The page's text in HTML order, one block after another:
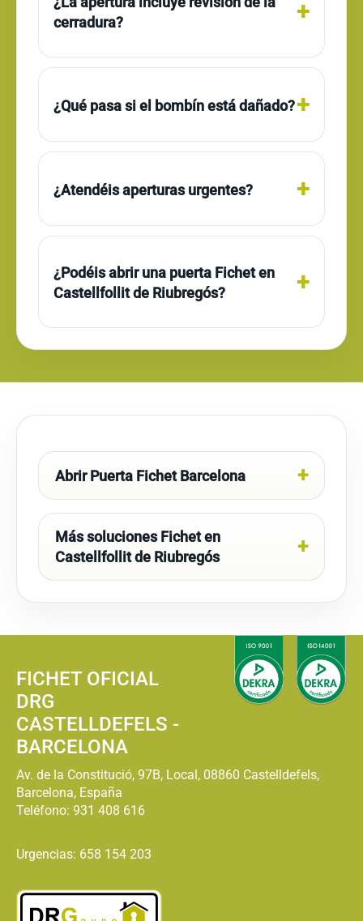
cerradura?
¿Qué pasa si el bombín está dañado?
¿Atendéis aperturas urgentes?
¿Podéis abrir una puerta Fichet en
Castellfollit de Riubregós?
Abrir Puerta Fichet Barcelona
Más soluciones Fichet en
Castellfollit de Riubregós
FICHET OFICIAL
DRG
CASTELLDEFELS -
BARCELONA
Av. de la Constitució, 97B, Local, 08860 Castelldefels,
Barcelona, España
Teléfono: 931 408 616
Urgencias: 658 154 203